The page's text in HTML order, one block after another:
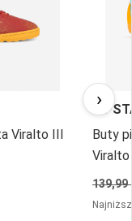
Viralto III
Buty
Viralto
139,99
›